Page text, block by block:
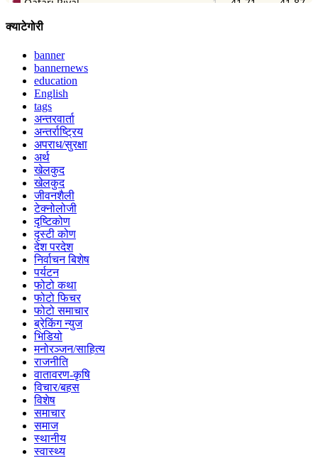
क्याटेगोरी
banner
bannernews
education
English
tags
अन्तरवार्ता
अन्तर्राष्ट्रिय
अपराध/सुरक्षा
अर्थ
खेलकुद
खेलकुद
जीवनशैली
टेक्नोलोजी
दृष्टिकोण
दृस्टी कोण
देश परदेश
निर्वाचन बिशेष
पर्यटन
फोटो कथा
फोटो फिचर
फोटो समाचार
ब्रेकिंग न्युज
भिडियो
मनोरञ्जन/साहित्य
राजनीति
वातावरण-कृषि
विचार/बहस
विशेष
समाचार
समाज
स्थानीय
स्वास्थ्य